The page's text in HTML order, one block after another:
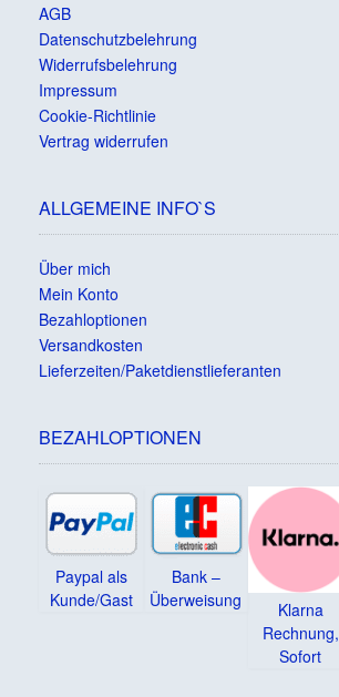
AGB
Datenschutzbelehrung
Widerrufsbelehrung
Impressum
Cookie-Richtlinie
Vertrag widerrufen
ALLGEMEINE INFO`S
Über mich
Mein Konto
Bezahloptionen
Versandkosten
Lieferzeiten/Paketdienstlieferanten
BEZAHLOPTIONEN
Paypal als
Kunde/Gast
Bank –
Überweisung
Klarna
Rechnung,
Sofort